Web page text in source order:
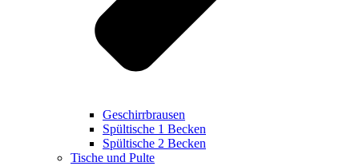
Geschirrbrausen
Spültische 1 Becken
Spültische 2 Becken
Tische und Pulte